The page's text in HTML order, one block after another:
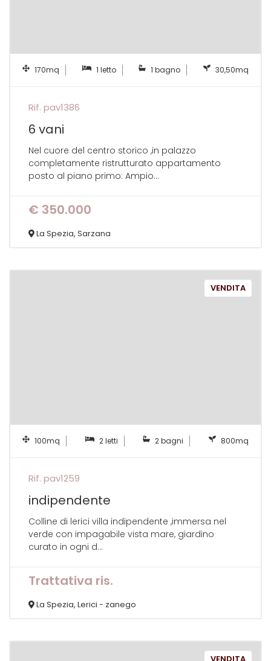
170mq 1 letto 1 bagno 30,50mq
Rif. pav1386
6 vani
Nel cuore del centro storico ,in palazzo
completamente ristrutturato appartamento
posto al piano primo: Ampio...
€ 350.000
La Spezia, Sarzana
VENDITA
100mq 2 letti 2 bagni 800mq
Rif. pav1259
indipendente
Colline di lerici villa indipendente ,immersa nel
verde con impagabile vista mare, giardino
curato in ogni d...
Trattativa ris.
La Spezia, Lerici - zanego